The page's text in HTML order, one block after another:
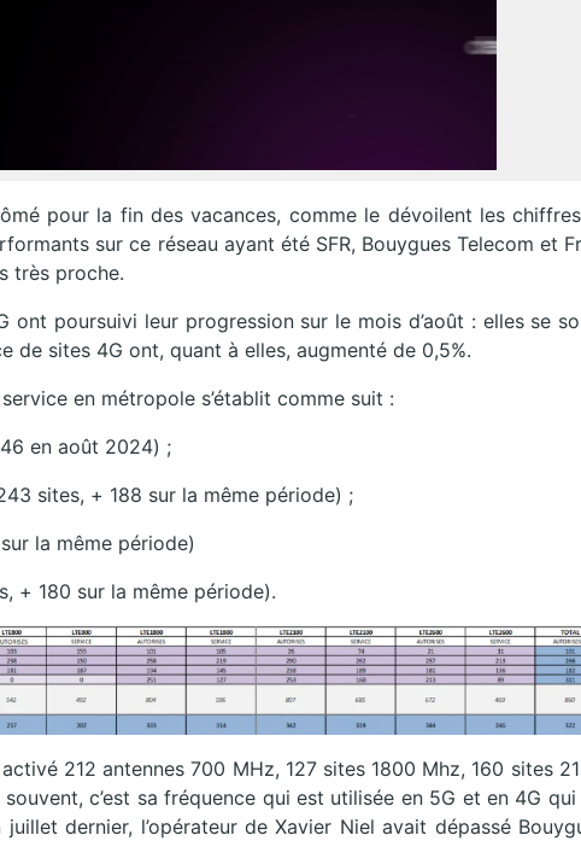
pour la fin des vacances, comme le dévoilent les chiffres
sur ce réseau ayant été SFR, Bouygues Telecom et
très proche.
ont poursuivi leur progression sur le mois d’août : elles se
de sites 4G ont, quant à elles, augmenté de 0,5%.
en métropole s’établit comme suit :
en août 2024) ;
sites, + 188 sur la même période) ;
la même période)
+ 180 sur la même période).
212 antennes 700 MHz, 127 sites 1800 Mhz, 160 sites
c’est sa fréquence qui est utilisée en 5G et en 4G
juillet dernier, l’opérateur de Xavier Niel avait dépassé